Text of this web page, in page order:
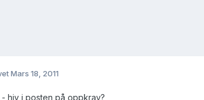
Mars 18, 2011
hiv i posten på oppkrav?